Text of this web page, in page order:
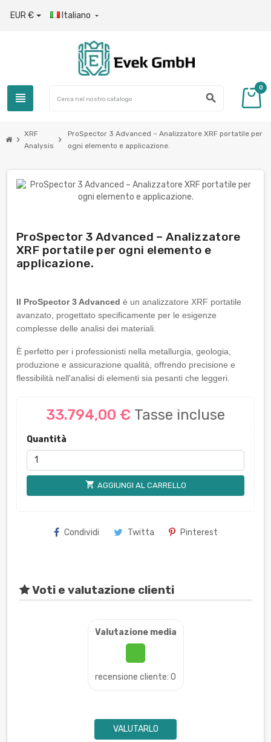
EUR € Italiano 
view_headline search
0
chevron_right
XRF
Analysis
chevron_right
ProSpector 3 Advanced – Analizzatore XRF portatile per
ogni elemento e applicazione.
ProSpector 3 Advanced – Analizzatore
XRF portatile per ogni elemento e
applicazione.
Il ProSpector 3 Advanced è un analizzatore XRF portatile
avanzato, progettato specificamente per le esigenze
complesse delle analisi dei materiali.
È perfetto per i professionisti nella metallurgia, geologia,
produzione e assicurazione qualità, offrendo precisione e
flessibilità nell'analisi di elementi sia pesanti che leggeri.
33.794,00 € Tasse incluse
Quantità
shopping_cart AGGIUNGI AL CARRELLO
Condividi Twitta Pinterest
Voti e valutazione clienti
Valutazione media
recensione cliente: 0
VALUTARLO